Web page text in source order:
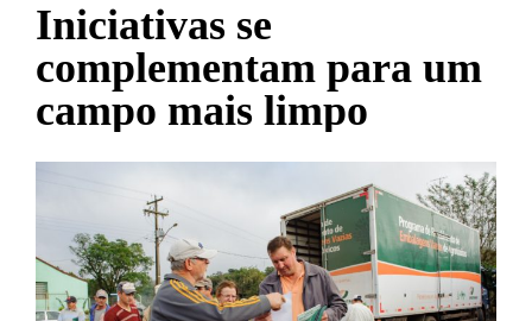
Iniciativas se
complementam para um
campo mais limpo